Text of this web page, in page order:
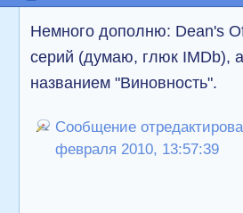
Немного дополню: Dean's
серий (думаю, глюк IMDb),
названием "Виновность".
Сообщение
февраля 2010, 13:57:39